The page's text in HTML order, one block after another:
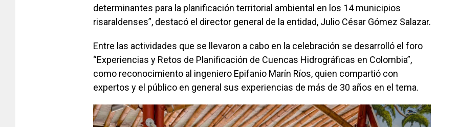
determinantes para la planificación territorial ambiental en los 14 municipios
risaraldenses”, destacó el director general de la entidad, Julio César Gómez Salazar.
Entre las actividades que se llevaron a cabo en la celebración se desarrolló el foro
“Experiencias y Retos de Planificación de Cuencas Hidrográficas en Colombia”,
como reconocimiento al ingeniero Epifanio Marín Ríos, quien compartió con
expertos y el público en general sus experiencias de más de 30 años en el tema.